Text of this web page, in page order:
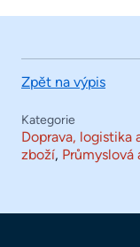
Zpět na výpis
Kategorie
Doprava, logistika
zboží, Průmyslová